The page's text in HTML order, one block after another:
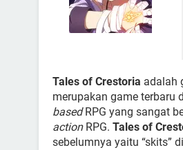
Tales of Crestoria adalah
merupakan game terbaru
basedRPG yang sangat
actionRPG. Tales of
sebelumnya yaitu “skits”